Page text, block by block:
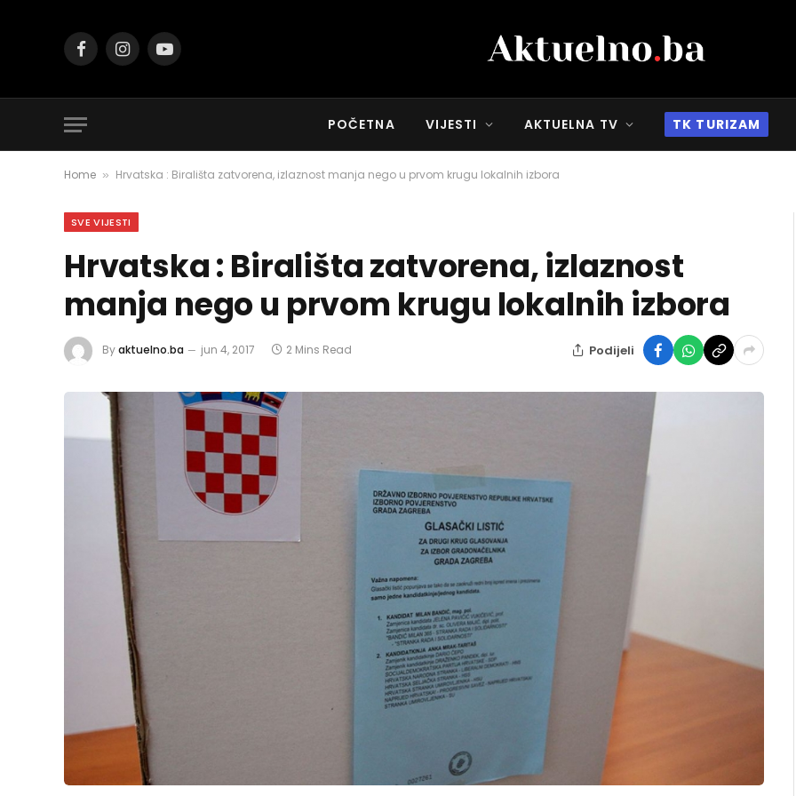
FacebookInstagramYouTube
POČETNA VIJESTI AKTUELNA TV TK TURIZAM
Home » Hrvatska : Birališta zatvorena, izlaznost manja nego u prvom krugu lokalnih izbora
SVE VIJESTI
Hrvatska : Birališta zatvorena, izlaznost
manja nego u prvom krugu lokalnih izbora
Byaktuelno.ba jun 4, 2017 2 Mins Read Podijeli